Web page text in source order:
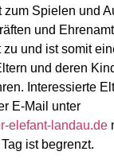
Spielen und
und
zu und ist somit
und deren
Interessierte
E-Mail unter
elefant-landau.de
ist begrenzt.